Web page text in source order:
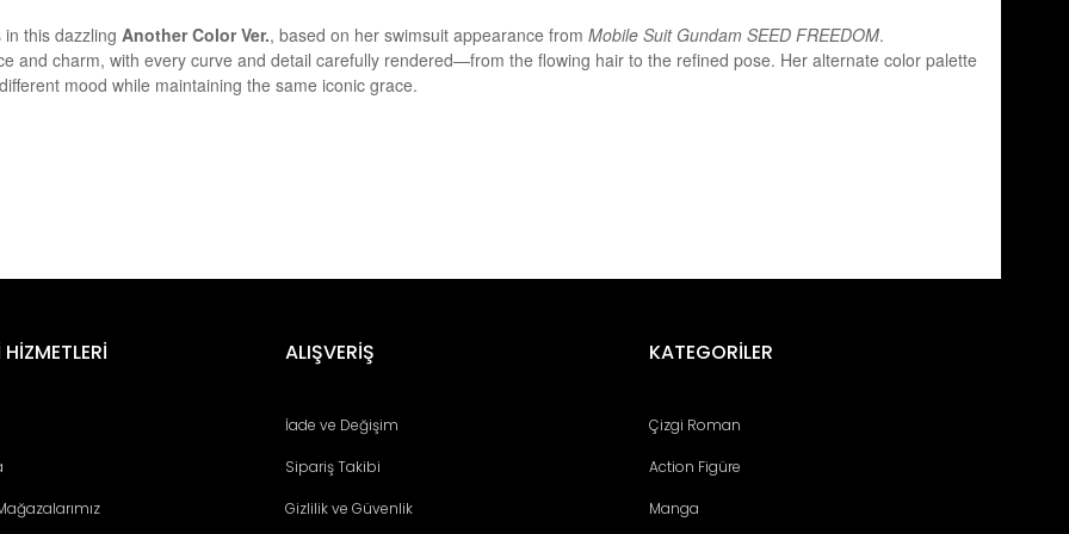
this dazzling Another Color Ver., based on her swimsuit appearance from Mobile Suit Gundam SEED FREEDOM.
and charm, with every curve and detail carefully rendered—from the flowing hair to the refined pose. Her alternate color palette
mood while maintaining the same iconic grace.
Yorum YazALIŞVERİŞ
İade ve Değişim
Sipariş Takibi
Gizlilik ve Güvenlik
KATEGORİLER
Çizgi Roman
Action Figüre
Manga